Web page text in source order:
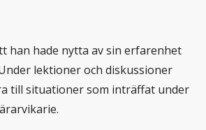
han hade nytta av sin erfarenhet
lektioner och diskussioner
till situationer som inträffat under